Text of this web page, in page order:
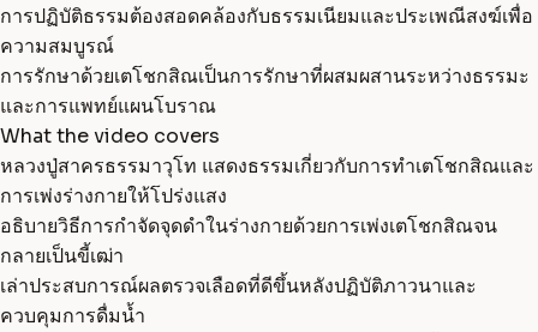
การปฏิบัติธรรมต้องสอดคล้องกับธรรมเนียมและประเพณีสงฆ์เพื่อ
ความสมบูรณ์
การรักษาด้วยเตโชกสิณเป็นการรักษาที่ผสมผสานระหว่างธรรมะ
และการแพทย์แผนโบราณ
What the video covers
หลวงปู่สาครธรรมาวุโท แสดงธรรมเกี่ยวกับการทำเตโชกสิณและ
การเพ่งร่างกายให้โปร่งแสง
อธิบายวิธีการกำจัดจุดดำในร่างกายด้วยการเพ่งเตโชกสิณจน
กลายเป็นขี้เฒ่า
เล่าประสบการณ์ผลตรวจเลือดที่ดีขึ้นหลังปฏิบัติภาวนาและ
ควบคุมการดื่มน้ำ